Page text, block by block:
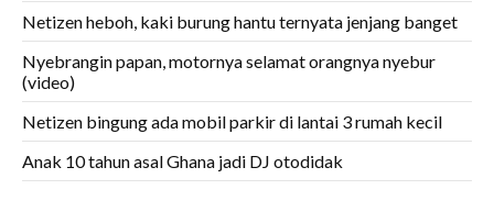
Netizen heboh, kaki burung hantu ternyata jenjang banget
Nyebrangin papan, motornya selamat orangnya nyebur
(video)
Netizen bingung ada mobil parkir di lantai 3 rumah kecil
Anak 10 tahun asal Ghana jadi DJ otodidak